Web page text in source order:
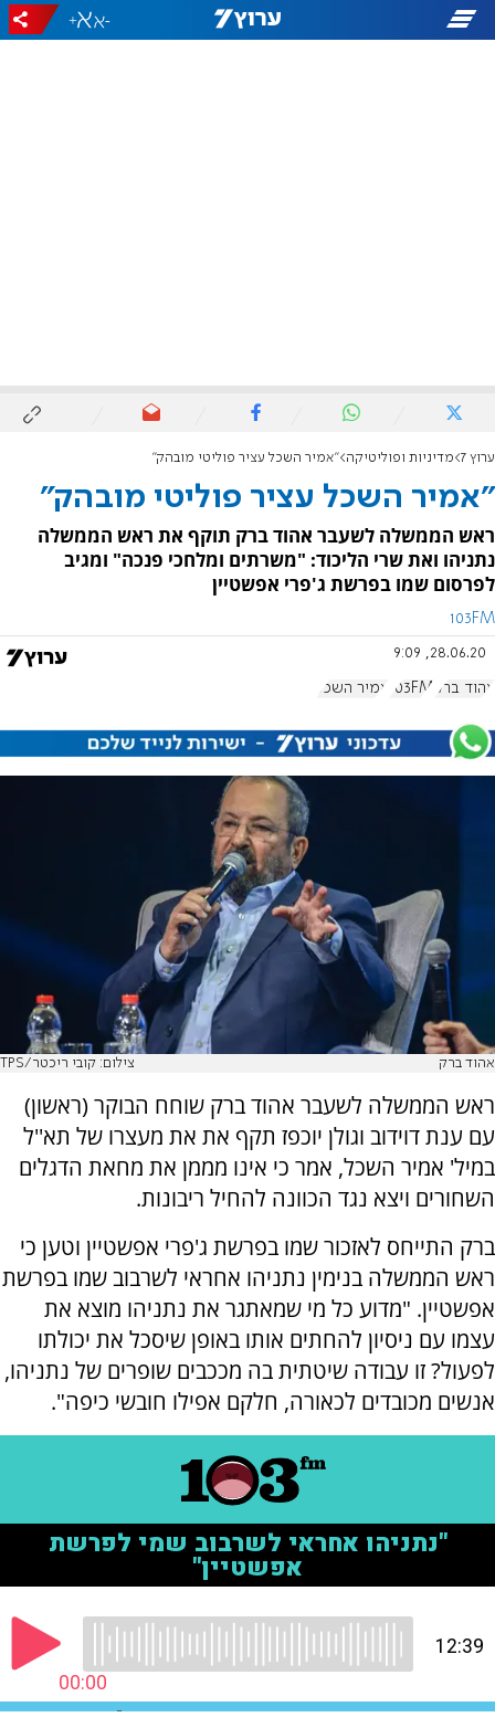
-
+
ערוץ 7 מדיניות ופוליטיקה "אמיר השכל עציר פוליטי מובהק"
"אמיר השכל עציר פוליטי מובהק"
ראש הממשלה לשעבר אהוד ברק תוקף את ראש הממשלה
נתניהו ואת שרי הליכוד: "משרתים ומלחכי פנכה" ומגיב
לפרסום שמו בפרשת ג'פרי אפשטיין
103FM
28.06.20, 9:09
אהוד ברק 103FM אמיר השכל
אהוד ברק צילום: קובי ריכטר/TPS
ראש הממשלה לשעבר אהוד ברק שוחח הבוקר (ראשון)
עם ענת דוידוב וגולן יוכפז תקף את את מעצרו של תא''ל
במיל' אמיר השכל, אמר כי אינו מממן את מחאת הדגלים
השחורים ויצא נגד הכוונה להחיל ריבונות.
ברק התייחס לאזכור שמו בפרשת ג'פרי אפשטיין וטען כי
ראש הממשלה בנימין נתניהו אחראי לשרבוב שמו בפרשת
אפשטיין. "מדוע כל מי שמאתגר את נתניהו מוצא את
עצמו עם ניסיון להחתים אותו באופן שיסכל את יכולתו
לפעול? זו עבודה שיטתית בה מככבים שופרים של נתניהו,
אנשים מכובדים לכאורה, חלקם אפילו חובשי כיפה".